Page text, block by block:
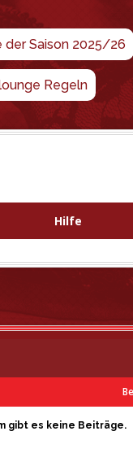
der Saison 2025/26
Regeln
Hilfe
gibt es keine Beiträge.